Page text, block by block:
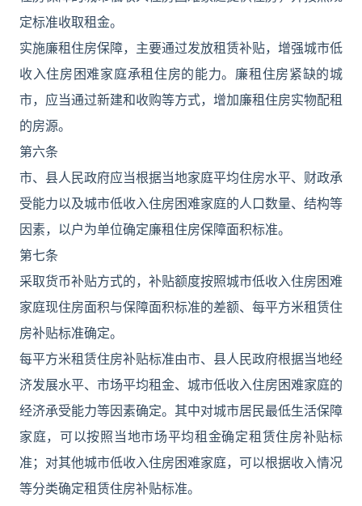
定标准收取租金。
实施廉租住房保障，主要通过发放租赁补贴，增强城市低
收入住房困难家庭承租住房的能力。廉租住房紧缺的城
市，应当通过新建和收购等方式，增加廉租住房实物配租
的房源。
第六条
市、县人民政府应当根据当地家庭平均住房水平、财政承
受能力以及城市低收入住房困难家庭的人口数量、结构等
因素，以户为单位确定廉租住房保障面积标准。
第七条
采取货币补贴方式的，补贴额度按照城市低收入住房困难
家庭现住房面积与保障面积标准的差额、每平方米租赁住
房补贴标准确定。
每平方米租赁住房补贴标准由市、县人民政府根据当地经
济发展水平、市场平均租金、城市低收入住房困难家庭的
经济承受能力等因素确定。其中对城市居民最低生活保障
家庭，可以按照当地市场平均租金确定租赁住房补贴标
准；对其他城市低收入住房困难家庭，可以根据收入情况
等分类确定租赁住房补贴标准。